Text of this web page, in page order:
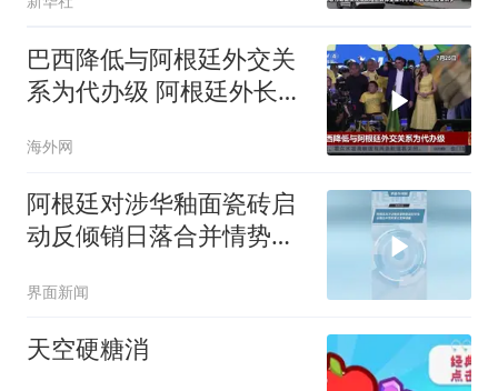
巴西降低与阿根廷外交关
系为代办级 阿根廷外长：
海外网
阿根廷对涉华釉面瓷砖启
动反倾销日落合并情势变
界面新闻
天空硬糖消